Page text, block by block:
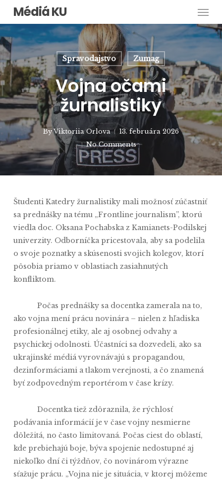
Skip
main
content
Médiá KU
Spravodajstvo Zumag
Vojna očami
žurnalistiky
ByViktoriia Orlova
13. februára 2026
No Comments
Študenti Katedry žurnalistiky mali možnosť zúčastniť
sa prednášky na tému „Frontline journalism”, ktorú
viedla doc. Oksana Pochabska z Kamianets-Podilskej
univerzity. Odborníčka pricestovala, aby sa podelila
o svoje poznatky a skúsenosti svojich kolegov, ktorí
pôsobia priamo v oblastiach zasiahnutých
konfliktom.
Počas prednášky sa docentka zamerala na to,
ako vojna mení prácu novinára – nielen z hľadiska
profesionálnej etiky, ale aj osobnej odvahy a
psychickej odolnosti. Účastníci sa dozvedeli, ako sa
ukrajinské médiá vyrovnávajú s propagandou,
dezinformáciami a tlakom verejnosti, a čo znamená
byť zodpovedným reportérom v čase krízy.
Docentka tiež zdôraznila, že rýchlosť
podávania informácií je v čase vojny nesmierne
dôležitá, no často limitovaná. Počas ciest do oblastí,
kde prebiehajú boje, býva spojenie nedostupné aj
niekoľko dní či týždňov, čo novinárom výrazne
sťažuje prácu. „Vojna nie je situácia, v ktorej môžeme